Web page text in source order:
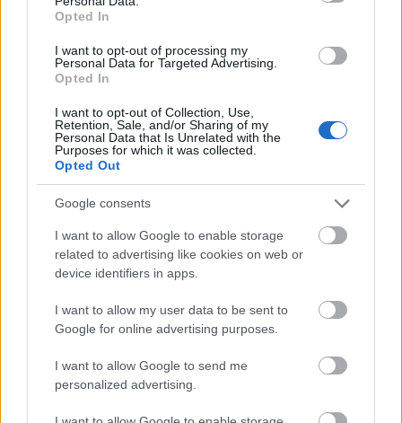
Opted In
I want to opt-out of processing my
Personal Data for Targeted Advertising.
Opted In
I want to opt-out of Collection, Use,
Retention, Sale, and/or Sharing of my
Personal Data that Is Unrelated with the
Purposes for which it was collected.
Opted Out
Google consents
I want to allow Google to enable storage
related to advertising like cookies on web or
device identifiers in apps.
I want to allow my user data to be sent to
Google for online advertising purposes.
I want to allow Google to send me
personalized advertising.
Idén lenne 100 éves Erzsébet
királynő, akinek idilli élet helyett a
jutott
Hogy mi lesz ezután? Louise a LinkedIn-profilja
szerint a diplomácia, a jog vagy a katonaság iránt
érdeklődik leginkább. Az egyetemi évei alatt teljesen
beleszeretett a katonai kiképzésbe, így sokan úgy
sejtik, hogy egy nap egyenruhát ölt. Ha így lesz,
Erzsébet királynő volt ugyanis a királyi család első
olyan női tagja, aki 1945-ben teljes munkaidős, aktív
Ezeket olvastad már?